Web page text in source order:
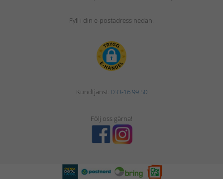
Fyll i din e-postadress nedan.
Kundtjänst: 033-16 99 50
Följ oss gärna!